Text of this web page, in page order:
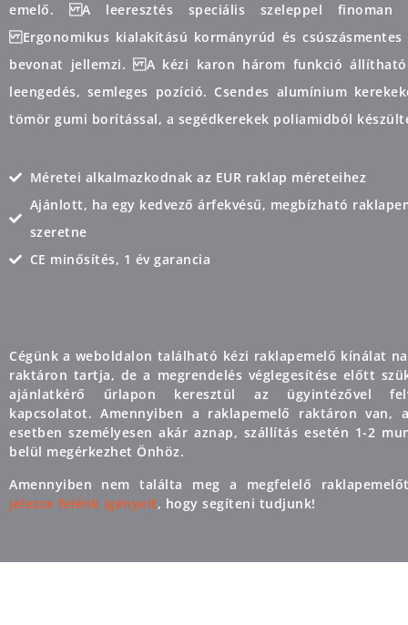
emelő. A leeresztés speciális szeleppel finoman
Ergonomikus kialakítású kormányrúd és csúszásmentes
bevonat jellemzi. A kézi karon három funkció
leengedés, semleges pozíció. Csendes alumínium
tömör gumi borítással, a segédkerekek poliamidból
Méretei alkalmazkodnak az EUR raklap méreteihez
Ajánlott, ha egy kedvező árfekvésű, megbízható
szeretne
CE minősítés, 1 év garancia
Cégünk a weboldalon található kézi raklapemelő kínálat
raktáron tartja, de a megrendelés véglegesítése előtt
ajánlatkérő űrlapon keresztül az ügyintézővel
kapcsolatot. Amennyiben a raklapemelő raktáron van,
esetben személyesen akár aznap, szállítás esetén 1-2
belül megérkezhet Önhöz.
Amennyiben nem találta meg a megfelelő
jelezze felénk igényeit, hogy segíteni tudjunk!